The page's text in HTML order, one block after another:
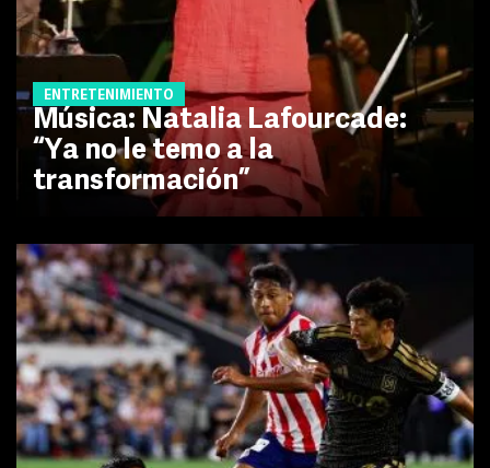
ENTRETENIMIENTO
Música: Natalia Lafourcade:
“Ya no le temo a la
transformación”